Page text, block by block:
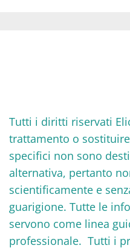
Tutti i diritti riservati
trattamento o
specifici non sono
alternativa, pertanto
scientificamente e
guarigione. Tutte le
servono come linea
professionale. Tutti i